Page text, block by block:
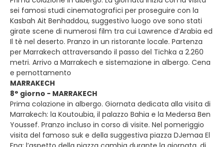
sei famosi studi cinematografici per proseguire con la
Kasbah Ait Benhaddou, suggestivo luogo ove sono stati
girate scene di numerosi film tra cui Lawrence d’Arabia ed
Il tè nel deserto. Pranzo in un ristorante locale. Partenza
per Marrakech attraversando il passo del Tichka a 2.260
metri. Arrivo a Marrakech e sistemazione in albergo. Cena
e pernottamento
MARRAKECH
8° giorno - MARRAKECH
Prima colazione in albergo. Giornata dedicata alla visita di
Marrakech: la Koutoubia, il palazzo Bahia e la Medersa Ben
Youssef. Pranzo incluso in corso di visite. Nel pomeriggio
visita del famoso suk e della suggestiva piazza DJemaa El